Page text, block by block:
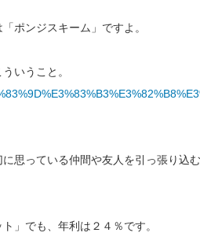
ポンジスキーム」ですよ。
いうこと。
思っている仲間や友人を引っ張り込む
」でも、年利は２４％です。